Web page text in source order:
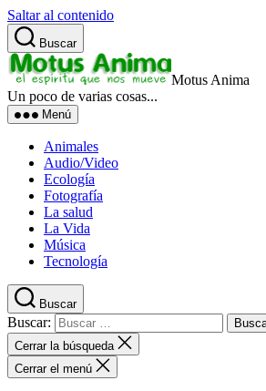
Saltar al contenido
Buscar
Motus Anima
Un poco de varias cosas...
Menú
Animales
Audio/Video
Ecología
Fotografía
La salud
La Vida
Música
Tecnología
Buscar
Buscar:
Cerrar la búsqueda
Cerrar el menú